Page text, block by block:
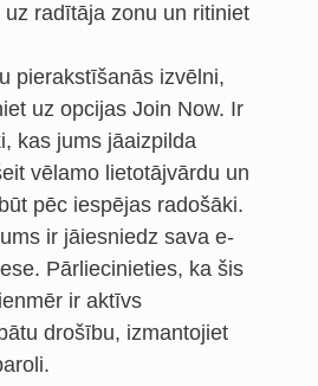
uz radītāja zonu un ritiniet
pierakstīšanās izvēlni,
uz opcijas Join Now. Ir
kas jums jāaizpilda
vēlamo lietotājvārdu un
pēc iespējas radošāki.
ir jāiesniedz sava e-
Pārliecinieties, ka šis
ir aktīvs
drošību, izmantojiet